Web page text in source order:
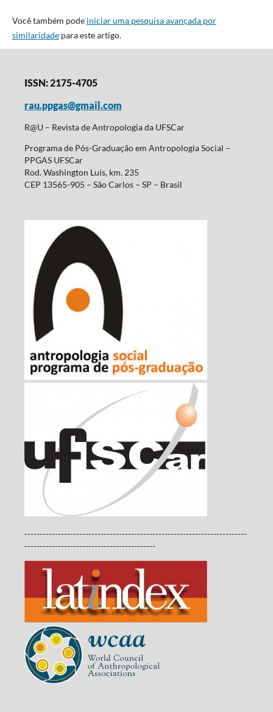
Você também pode iniciar uma pesquisa avançada por
similaridadepara este artigo.
ISSN: 2175-4705
rau.ppgas@gmail.com
R@U – Revista de Antropologia da UFSCar
Programa de Pós-Graduação em Antropologia Social –
PPGAS UFSCar
Rod. Washington Luís, km. 235
CEP 13565-905 – São Carlos – SP – Brasil
-------------------------------------------------------------------------
-------------------------------------------